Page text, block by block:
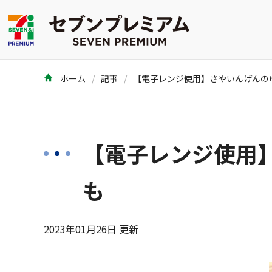
ホーム 記事
【電子レンジ使
も
2023年01月26日 更新